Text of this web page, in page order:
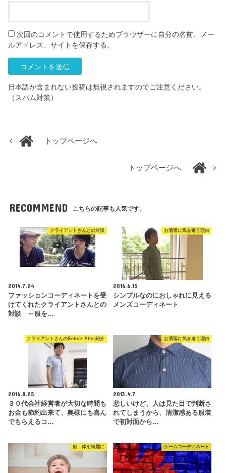
次回のコメントで使用するためブラウザーに自分の名前、メー
ルアドレス、サイトを保存する。
日本語が含まれない投稿は無視されますのでご注意ください。
（スパム対策）
トップページへ
トップページへ
RECOMMEND こちらの記事も人気です。
クライアントさんとの対談
2014.7.24
ファッションコーディネートを受
けてくれたクライアントさんとの
対談 ～服を…
お洒落に気を遣う理由
2016.6.15
シンプルなのにおしゃれに見える
メンズコーディネート
クライアントさんのBefore After紹介
2016.8.25
３０代会社経営者が大切な時間も
お金も節約出来て、奥様にも喜ん
でもらえるコ…
お洒落に気を遣う理由
2013.4.7
悲しいけど、人は見た目で判断さ
れてしまうから、清潔感ある服装
で初対面から…
顔 体を綺麗に ゲームコーディネート